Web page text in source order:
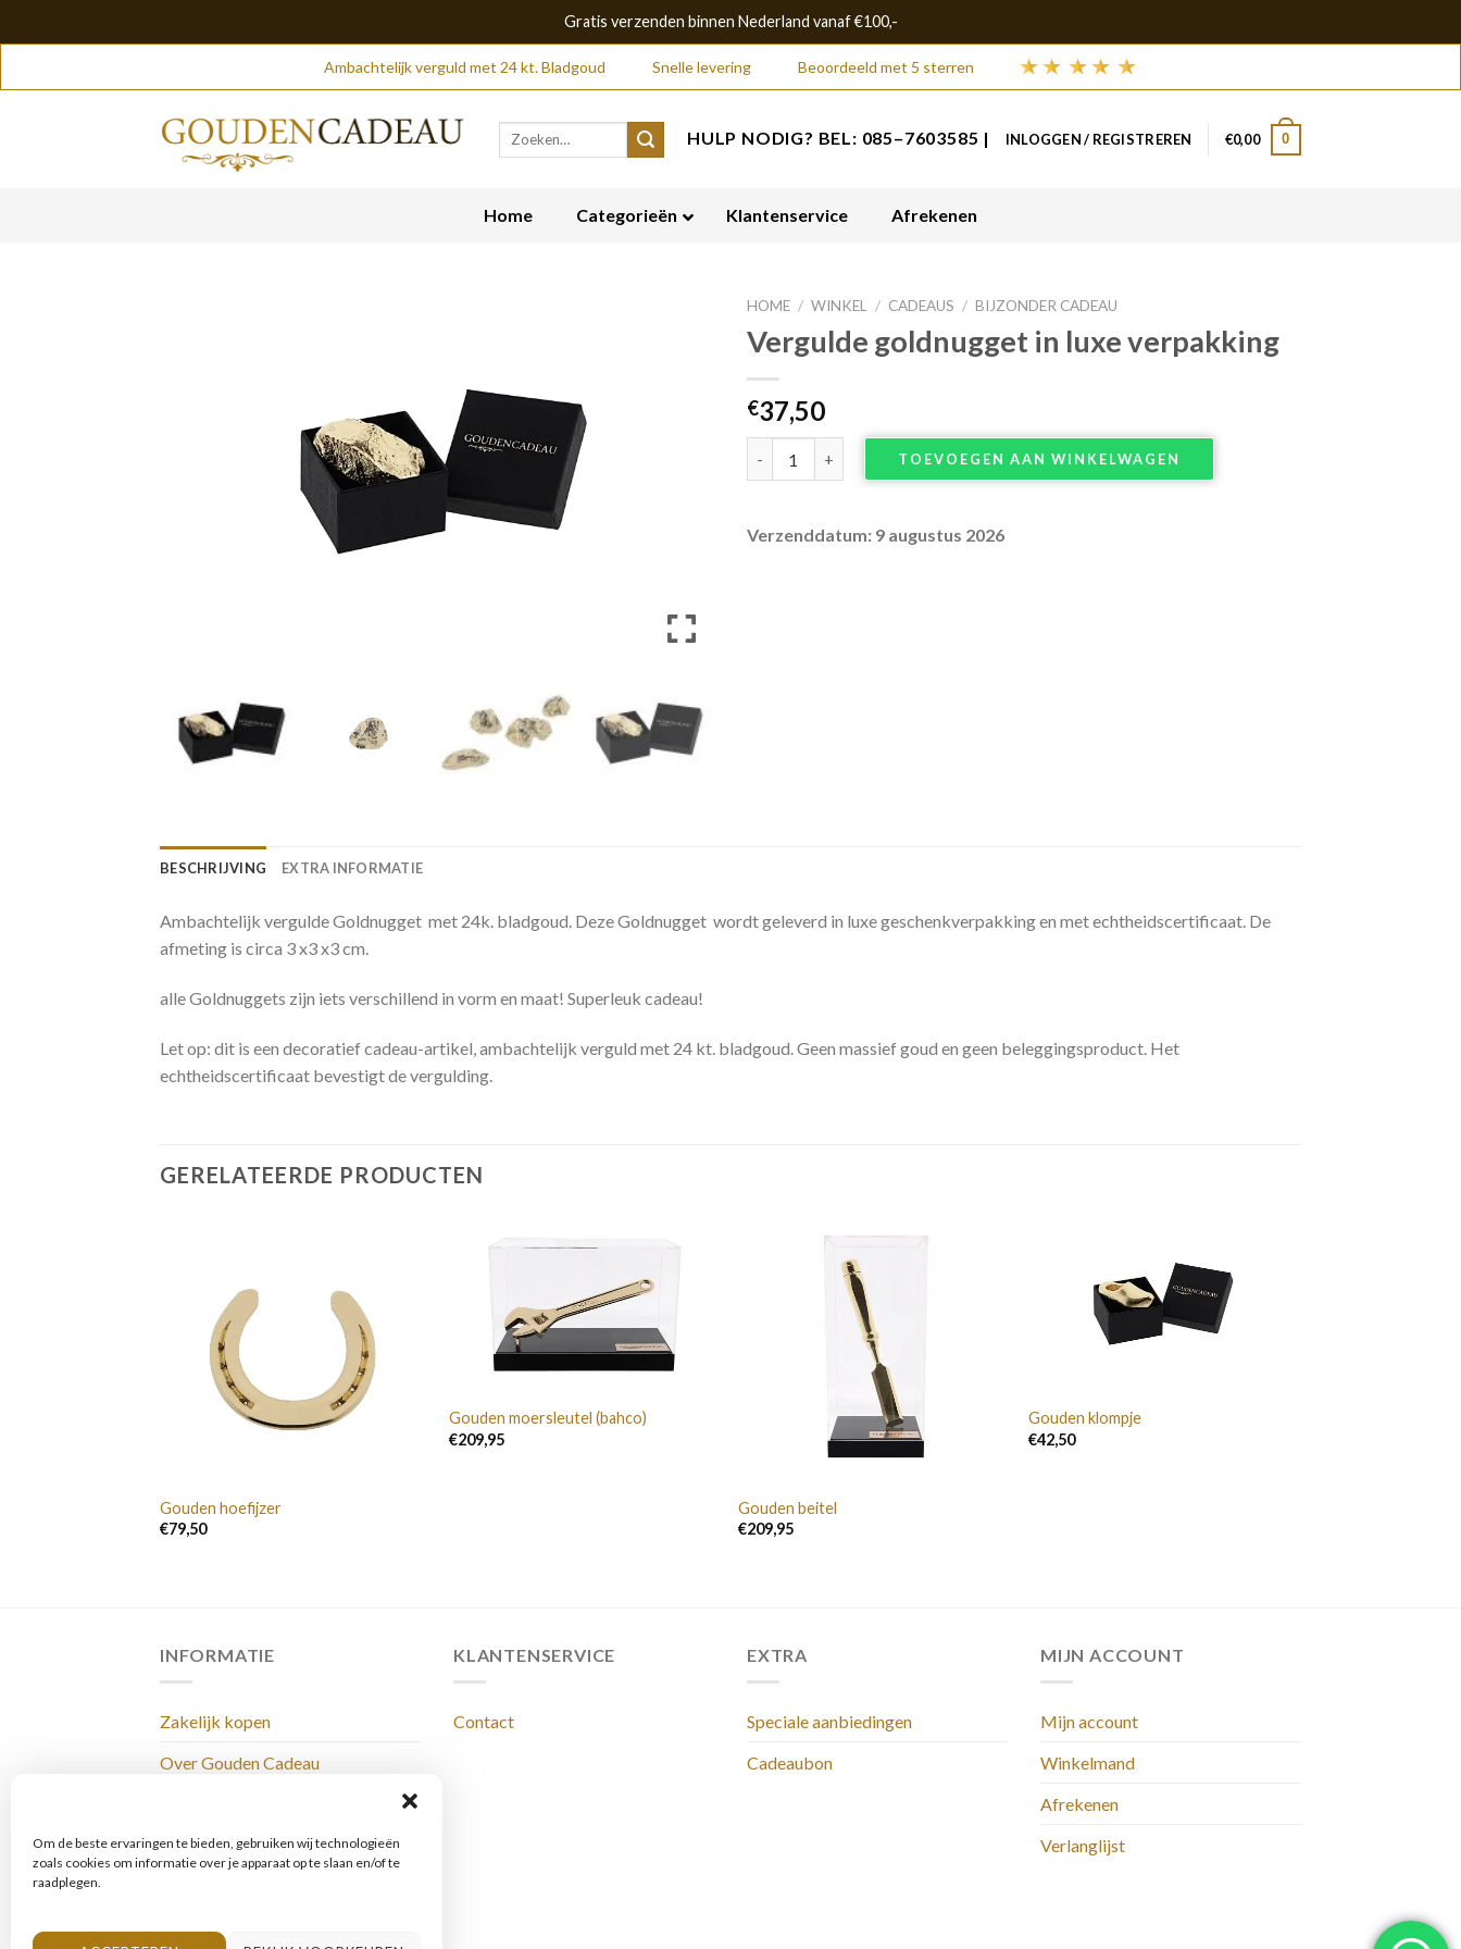
Om de beste ervaringen te bieden, gebruiken wij technologieën
zoals cookies om informatie over je apparaat op te slaan en/of te
raadplegen.
Gratis verzenden binnen Nederland vanaf €100,-
Ambachtelijk verguld met 24 kt. Bladgoud Snelle levering Beoordeeld met 5 sterren
Zoeken
HULP NODIG? BEL: 085–7603585 | INLOGGEN / REGISTREREN €0,00 0
Home Categorieën Klantenservice Afrekenen
HOME / WINKEL / CADEAUS / BIJZONDER CADEAU
Vergulde goldnugget in luxe verpakking
€37,50
TOEVOEGEN AAN WINKELWAGEN
Verzenddatum: 9 augustus 2026
BESCHRIJVING EXTRA INFORMATIE
Ambachtelijk vergulde Goldnugget met 24k. bladgoud. Deze Goldnugget wordt geleverd in luxe geschenkverpakking en met echtheidscertificaat. De
afmeting is circa 3 x3 x3 cm.
alle Goldnuggets zijn iets verschillend in vorm en maat! Superleuk cadeau!
Let op: dit is een decoratief cadeau-artikel, ambachtelijk verguld met 24 kt. bladgoud. Geen massief goud en geen beleggingsproduct. Het
echtheidscertificaat bevestigt de vergulding.
GERELATEERDE PRODUCTEN
Gouden hoefijzer
€79,50
Gouden moersleutel (bahco)
€209,95
Gouden beitel
€209,95
Gouden klompje
€42,50
INFORMATIE
Zakelijk kopen
Over Gouden Cadeau
Privacy Policy
KLANTENSERVICE
Contact
EXTRA
Speciale aanbiedingen
Cadeaubon
MIJN ACCOUNT
Mijn account
Winkelmand
Afrekenen
Verlanglijst